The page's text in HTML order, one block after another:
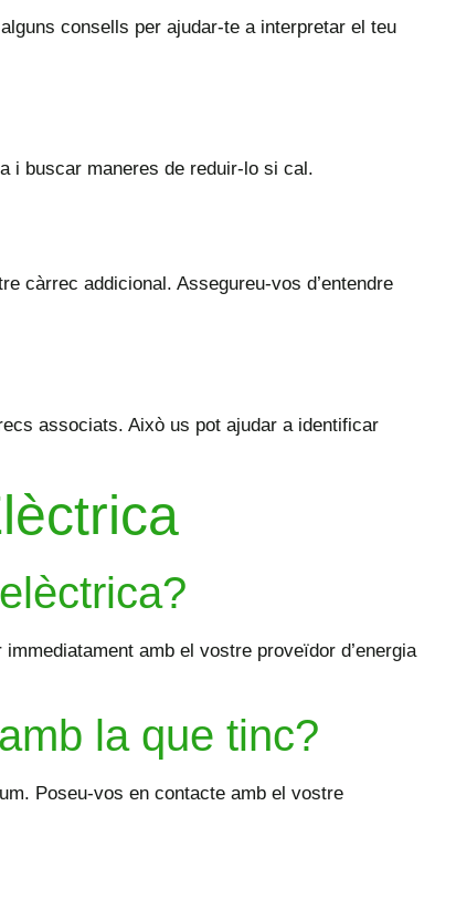
consells per ajudar-te a interpretar el teu
i buscar maneres de reduir-lo si cal.
càrrec addicional. Assegureu-vos d’entendre
associats. Això us pot ajudar a identificar
amb el vostre proveïdor d’energia
la que tinc?
Poseu-vos en contacte amb el vostre